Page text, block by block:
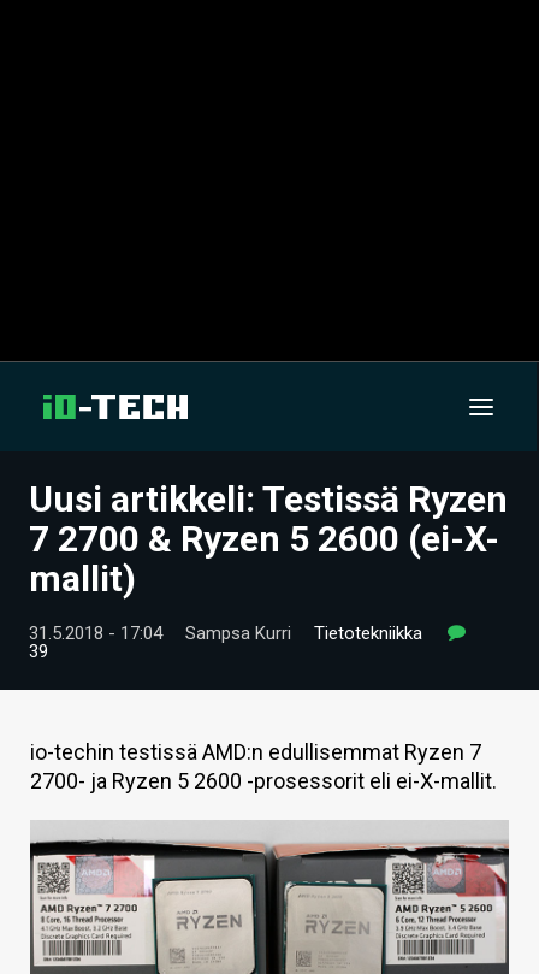
UUTISET
ARTIKKELIT
VIDEOT
HINTA.FI
KAUPPA
VAIHDA TEEMA
Uusi artikkeli: Testissä Ryzen
7 2700 & Ryzen 5 2600 (ei-X-
mallit)
31.5.2018 - 17:04 Sampsa Kurri
Tietotekniikka
39
io-techin testissä AMD:n edullisemmat Ryzen 7
2700- ja Ryzen 5 2600 -prosessorit eli ei-X-mallit.